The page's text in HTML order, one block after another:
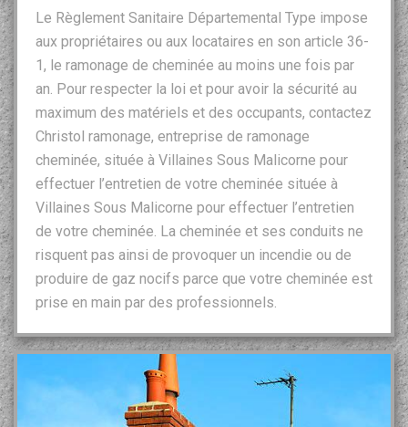
Le Règlement Sanitaire Départemental Type impose
aux propriétaires ou aux locataires en son article 36-
1, le ramonage de cheminée au moins une fois par
an. Pour respecter la loi et pour avoir la sécurité au
maximum des matériels et des occupants, contactez
Christol ramonage, entreprise de ramonage
cheminée, située à Villaines Sous Malicorne pour
effectuer l’entretien de votre cheminée située à
Villaines Sous Malicorne pour effectuer l’entretien
de votre cheminée. La cheminée et ses conduits ne
risquent pas ainsi de provoquer un incendie ou de
produire de gaz nocifs parce que votre cheminée est
prise en main par des professionnels.